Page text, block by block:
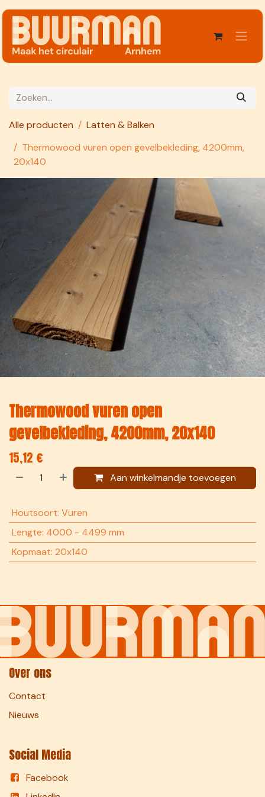
Alle producten
Latten & Balken
Thermowood vuren open gevelbekleding, 4200mm,
20x140
Thermowood vuren open
gevelbekleding, 4200mm, 20x140
15,12 €
Aan winkelmandje toevoegen
Houtsoort: Vuren
Lengte: 4000 - 4499 mm
Kopmaat: 20x140
Over ons
Contact
Nieuws
Social Media
Facebook